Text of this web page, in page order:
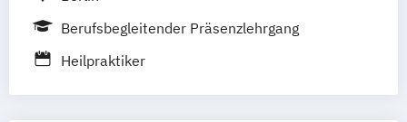
Rosenheim Rostock Saarbrücken
Siegen Stuttgart
Osteopathie Ausbildung
Psychologische Beratung
Berufsbegleitender Präsenzlehrgang
Heilpraktiker